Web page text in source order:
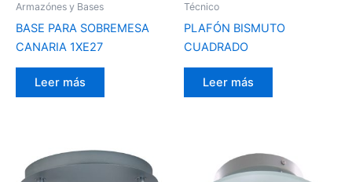
Armazónes y Bases
BASE PARA SOBREMESA
CANARIA 1XE27
Leer más
Técnico
PLAFÓN BISMUTO
CUADRADO
Leer más